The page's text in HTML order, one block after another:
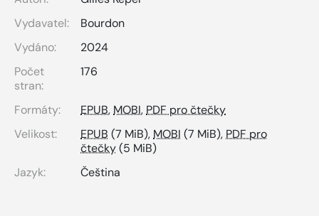
Vydavatel:
Bourdon
Vydáno:
2024
Počet
stran:
176
Formáty: EPUB, MOBI, PDF pro čtečky
Velikost:
EPUB (7 MiB), MOBI (7 MiB), PDF pro
čtečky(5 MiB)
Jazyk:
Čeština